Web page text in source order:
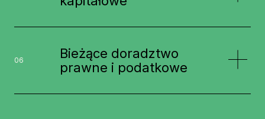
06
Bieżące doradztwo
prawne i podatkowe